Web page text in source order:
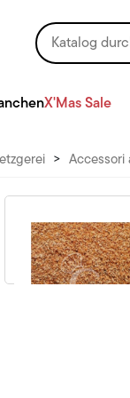
X'Mas Sale
> Accessori